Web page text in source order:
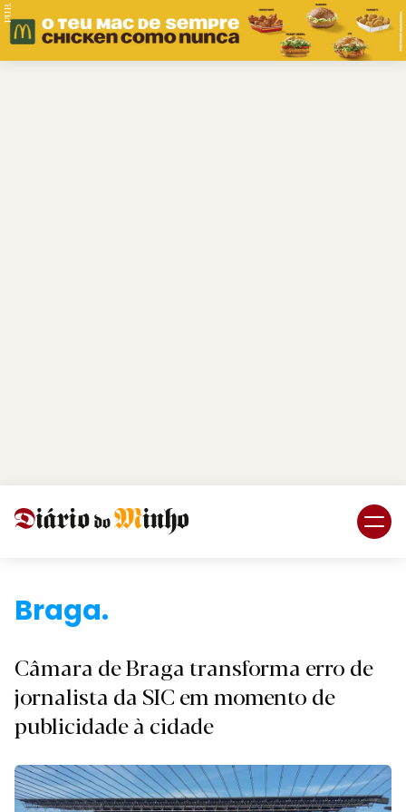
PUB.
Braga
Câmara de Braga transforma erro de
jornalista da SIC em momento de
publicidade à cidade